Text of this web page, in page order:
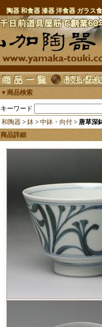
陶器 和食器 漆器 洋食器 ガラス
▼商品検索
キーワード
和陶器 > 鉢 > 中鉢・向付 > 唐草深
商品詳細